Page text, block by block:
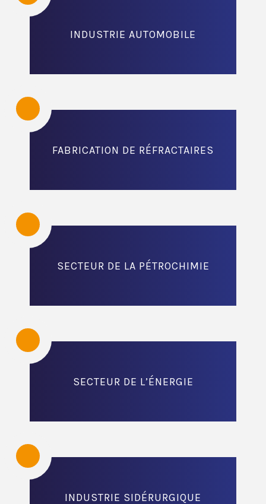
INDUSTRIE AUTOMOBILE
FABRICATION DE RÉFRACTAIRES
SECTEUR DE LA PÉTROCHIMIE
SECTEUR DE L’ÉNERGIE
INDUSTRIE SIDÉRURGIQUE